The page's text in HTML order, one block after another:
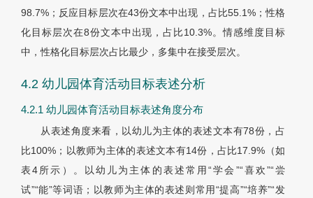
98.7%；反应目标层次在43份文本中出现，占比55.1%；性格
化目标层次在8份文本中出现，占比10.3%。情感维度目标
中，性格化目标层次占比最少，多集中在接受层次。
4.2 幼儿园体育活动目标表述分析
4.2.1 幼儿园体育活动目标表述角度分布
从表述角度来看，以幼儿为主体的表述文本有78份，占
比100%；以教师为主体的表述文本有14份，占比17.9%（如
表4所示）。以幼儿为主体的表述常用“学会”“喜欢”“尝
试”“能”等词语；以教师为主体的表述则常用“提高”“培养”“发